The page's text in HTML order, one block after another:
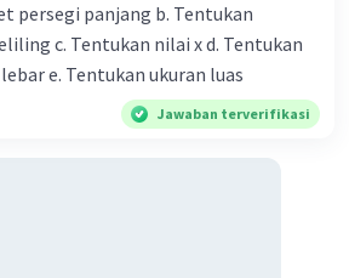
persegi panjang b. Tentukan
c. Tentukan nilai x d. Tentukan
e. Tentukan ukuran luas
Jawaban terverifikasi